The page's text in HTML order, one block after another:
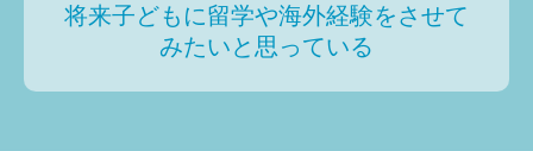
将来子どもに留学や海外経験をさせて
みたいと思っている